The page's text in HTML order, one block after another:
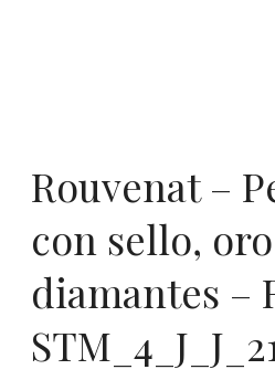
Rouvenat –
con sello,
diamantes –